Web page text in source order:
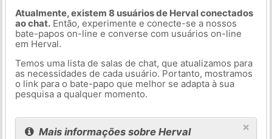
Atualmente, existem 8 usuários de Herval conectados
ao chat.Então, experimente e conecte-se a nossos
bate-papos on-line e converse com usuários on-line
em Herval.
Temos uma lista de salas de chat, que atualizamos para
as necessidades de cada usuário. Portanto, mostramos
o link para o bate-papo que melhor se adapta à sua
pesquisa a qualquer momento.
×
Mais informações sobre Herval